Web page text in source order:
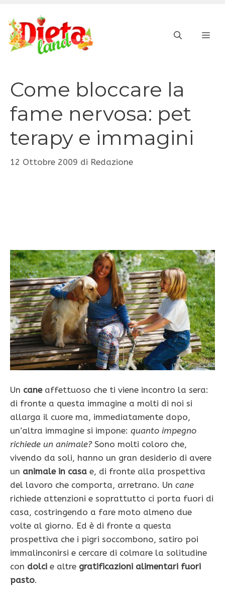
contenuto
Come bloccare la
fame nervosa: pet
terapy e immagini
12 Ottobre 2009 di Redazione
Un caneaffettuoso che ti viene incontro la sera:
di fronte a questa immagine a molti di noi si
allarga il cuore ma, immediatamente dopo,
un’altra immagine si impone: quanto im­pegno
richiede un animale?Sono molti coloro che,
vivendo da soli, hanno un gran desiderio di avere
un animale in casa e, di fronte alla prospetti­va
del lavoro che comporta, arretrano. Un cane
richiede attenzioni e soprattutto ci porta fuori di
casa, costringendo a fare moto almeno due
volte al gior­no. Ed è di fronte a questa
prospettiva che i pigri soccombono, satiro poi
immalinconirsi e cercare di colmare la solitudine
con dolci e altre gratifica­zioni alimentari fuori
pasto.